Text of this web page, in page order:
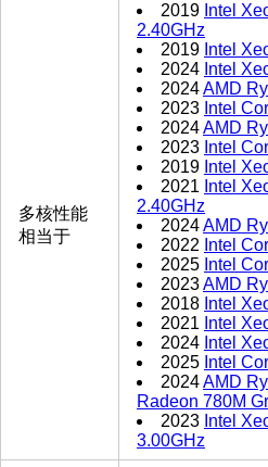
多核性能
相当于
2019 Intel
2.40GHz
2019 Intel
2024 Intel
2024AMD
2023 Intel
2024AMD
2023 Intel
2019 Intel
2021 Intel
2.40GHz
2024AMD
2022 Intel
2025 Intel
2023AMD
2018 Intel
2021 Intel
2024 Intel
2025 Intel
2024AMD
Radeon 780M
2023 Intel
3.00GHz